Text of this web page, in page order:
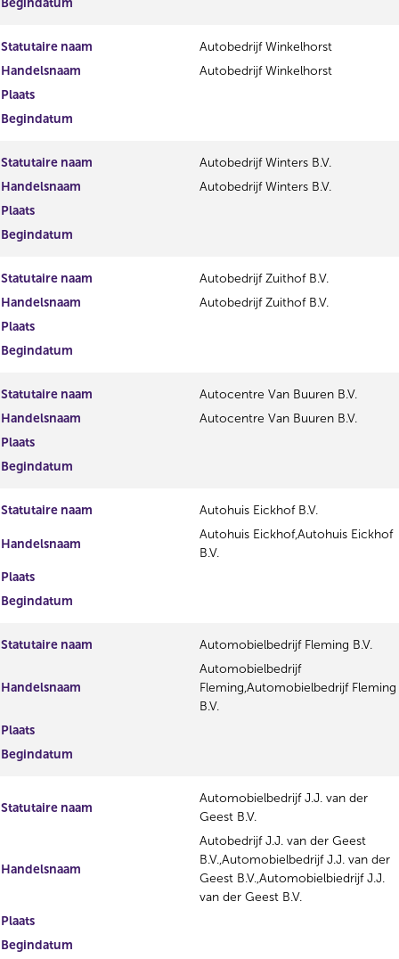
Begindatum
Statutaire naam
Autobedrijf Winkelhorst
Handelsnaam
Autobedrijf Winkelhorst
Plaats
Begindatum
Statutaire naam
Autobedrijf Winters B.V.
Handelsnaam
Autobedrijf Winters B.V.
Plaats
Begindatum
Statutaire naam
Autobedrijf Zuithof B.V.
Handelsnaam
Autobedrijf Zuithof B.V.
Plaats
Begindatum
Statutaire naam
Autocentre Van Buuren B.V.
Handelsnaam
Autocentre Van Buuren B.V.
Plaats
Begindatum
Statutaire naam Autohuis Eickhof B.V.
Handelsnaam
Autohuis Eickhof,Autohuis Eickhof
B.V.
Plaats
Begindatum
Statutaire naam Automobielbedrijf Fleming B.V.
Handelsnaam
Automobielbedrijf
Fleming,Automobielbedrijf Fleming
B.V.
Plaats
Begindatum
Statutaire naam
Automobielbedrijf J.J. van der
Geest B.V.
Handelsnaam
Autobedrijf J.J. van der Geest
B.V.,Automobielbedrijf J.J. van der
Geest B.V.,Automobielbiedrijf J.J.
van der Geest B.V.
Plaats
Begindatum